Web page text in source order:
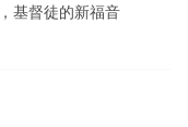
基督徒的新福音